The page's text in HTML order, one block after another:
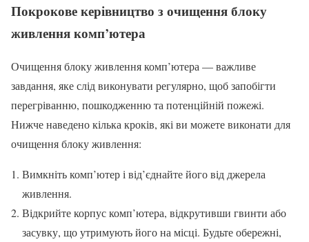
Покрокове керівництво з очищення блоку
живлення комп’ютера
Очищення блоку живлення комп’ютера — важливе
завдання, яке слід виконувати регулярно, щоб запобігти
перегріванню, пошкодженню та потенційній пожежі.
Нижче наведено кілька кроків, які ви можете виконати для
очищення блоку живлення:
Вимкніть комп’ютер і від’єднайте його від джерела
живлення.
Відкрийте корпус комп’ютера, відкрутивши гвинти або
засувку, що утримують його на місці. Будьте обережні,